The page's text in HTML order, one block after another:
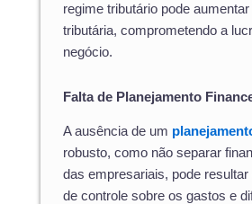
regime tributário pode
tributária, comprometendo a
negócio.
Falta de Planejamento
A ausência de um
robusto, como não separar
das empresariais, pode
de controle sobre os gastos e